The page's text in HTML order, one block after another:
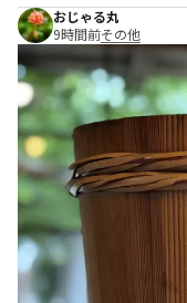
おじゃる丸
9時間前その他